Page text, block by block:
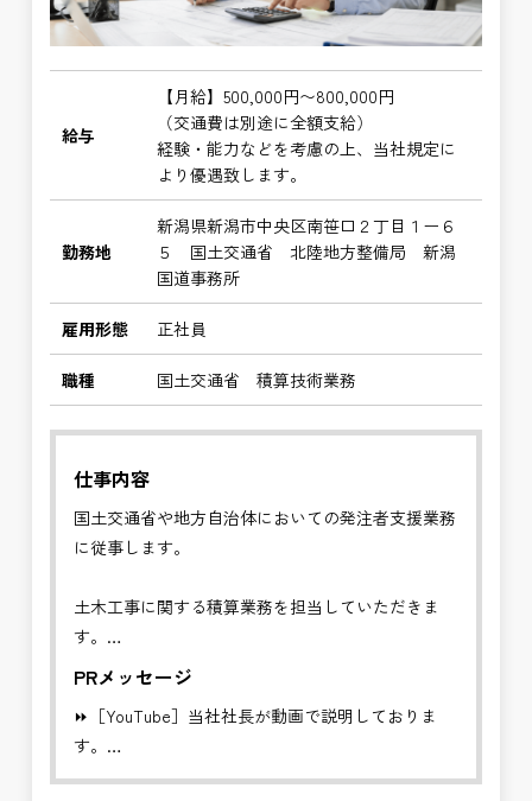
給与
【月給】500,000円〜800,000円
（交通費は別途に全額支給）
経験・能力などを考慮の上、当社規定に
より優遇致します。
勤務地
新潟県新潟市中央区南笹口２丁目１ー６
５ 国土交通省 北陸地方整備局 新潟
国道事務所
雇用形態 正社員
職種 国土交通省 積算技術業務
仕事内容
国土交通省や地方自治体においての発注者支援業務
に従事します。
土木工事に関する積算業務を担当していただきま
す。
公共工事（道路・河川・港湾空港等）の数量算出お
⏩【主な業務内容】
・設計図書からの数量算出
・内訳書の作成
PRメッセージ
⏩［YouTube］当社社長が動画で説明しておりま
す。
https://youtube.com/channel/